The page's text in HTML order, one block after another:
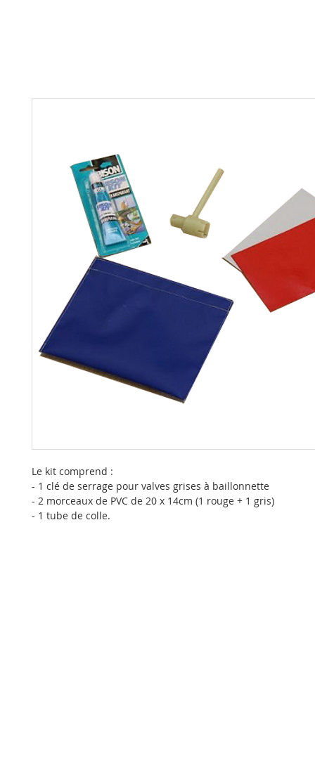
Le kit comprend :
- 1 clé de serrage pour valves grises à baillonnette
- 2 morceaux de PVC de 20 x 14cm (1 rouge + 1 gris)
- 1 tube de colle.